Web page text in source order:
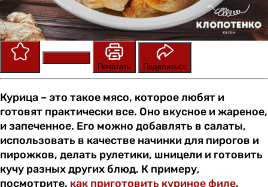
Печатать
Поделиться
Курица – это такое мясо, которое любят и
готовят практически все. Оно вкусное и жареное,
и запеченное. Его можно добавлять в салаты,
использовать в качестве начинки для пирогов и
пирожков, делать рулетики, шницели и готовить
кучу разных других блюд. К примеру,
посмотрите, как приготовить куриное филе,